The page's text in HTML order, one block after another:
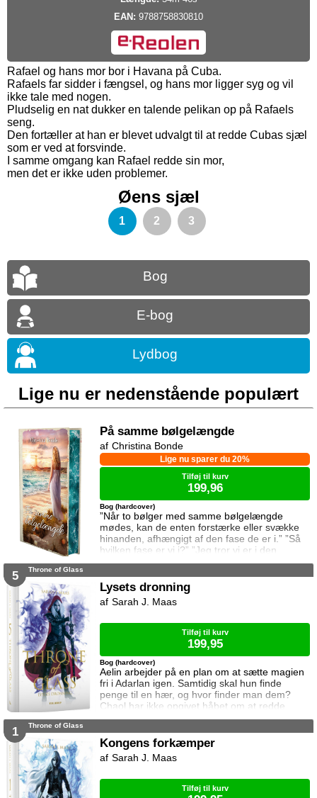
EAN: 9788758830810
Rafael og hans mor bor i Havana på Cuba.
Rafaels far sidder i fængsel, og hans mor ligger syg og vil
ikke tale med nogen.
Pludselig en nat dukker en talende pelikan op på Rafaels
seng.
Den fortæller at han er blevet udvalgt til at redde Cubas sjæl
som er ved at forsvinde.
I samme omgang kan Rafael redde sin mor,
men det er ikke uden problemer.
Øens sjæl
1 2 3
Bog
E-bog
Lydbog
Lige nu er nedenstående populært
På samme bølgelængde
”Når to bølger med samme bølgelængde
mødes, kan de enten forstærke eller svække
hinanden, afhængigt af den fase de er i.” ”Så
hvilken fase er vi i?” ”Jeg tror vi er i den
samme fase.” To ting er vigtige for Elina da
sætte sin afdøde fars hus til salg. Salget skal
gå hurtigt, og hendes ophold skal være kort.
Elina har ikke besøgt byen siden hendes far
Bog (hardcover)
Lige nu sparer du 20%
Christina Bonde
Tilføj til kurv
199,96
5 Throne of Glass
Lysets dronning
Aelin arbejder på en plan om at sætte magien
fri i Adarlan igen. Samtidig skal hun finde
penge til en hær, og hvor finder man dem?
Chaol har ikke opgivet håbet om at redde
Dorian. Det bliver dog konstant sværere at
ønskedrøm, for prinsen lader til at have
opgivet kampen. Manon plages af
samvittighedskvaler og presses fra alle sider.
Bog (hardcover)
Sarah J. Maas
Tilføj til kurv
199,95
1 Throne of Glass
Kongens forkæmper
Sarah J. Maas
Tilføj til kurv